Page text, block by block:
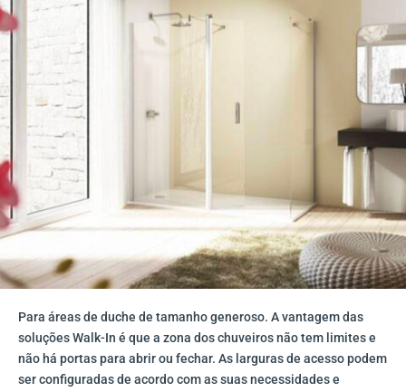
Para áreas de duche de tamanho generoso. A vantagem das
soluções Walk-In é que a zona dos chuveiros não tem limites e
não há portas para abrir ou fechar. As larguras de acesso podem
ser configuradas de acordo com as suas necessidades e